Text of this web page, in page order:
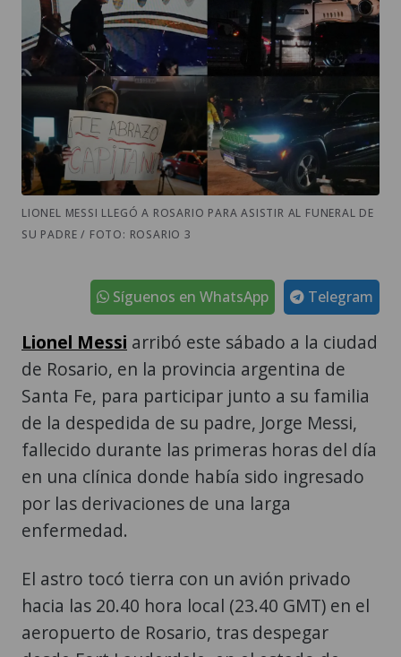
LIONEL MESSI LLEGÓ A ROSARIO PARA ASISTIR AL FUNERAL DE
SU PADRE / FOTO: ROSARIO 3
Telegram
Síguenos en WhatsApp
Lionel Messi arribó este sábado a la ciudad
de Rosario, en la provincia argentina de
Santa Fe, para participar junto a su familia
de la despedida de su padre, Jorge Messi,
fallecido durante las primeras horas del día
en una clínica donde había sido ingresado
por las derivaciones de una larga
enfermedad.
El astro tocó tierra con un avión privado
hacia las 20.40 hora local (23.40 GMT) en el
aeropuerto de Rosario, tras despegar